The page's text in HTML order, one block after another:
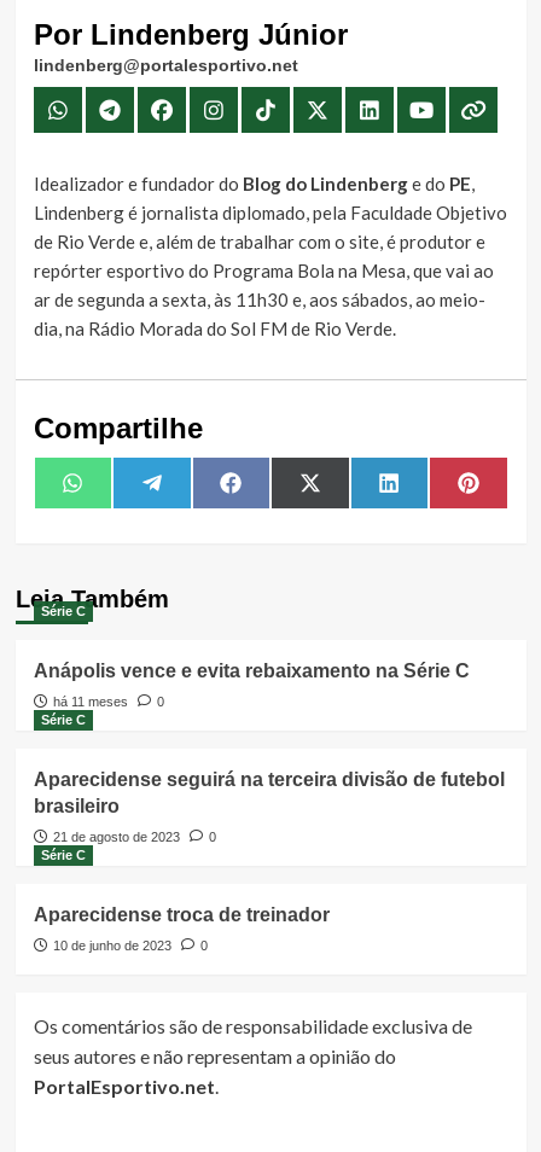
Por Lindenberg Júnior
lindenberg@portalesportivo.net
Idealizador e fundador do Blog do Lindenberge do PE,
Lindenberg é jornalista diplomado, pela Faculdade Objetivo
de Rio Verde e, além de trabalhar com o site, é produtor e
repórter esportivo do Programa Bola na Mesa, que vai ao
ar de segunda a sexta, às 11h30 e, aos sábados, ao meio-
dia, na Rádio Morada do Sol FM de Rio Verde.
Compartilhe
Share
on
WhatsAppShare
on
TelegramShare
on
FacebookShare
on
X
(Twitter)
Share
on
LinkedIn Share
on
Leia Também
Série C
Anápolis vence e evita rebaixamento na Série C
há 11 meses
0
Série C
Aparecidense seguirá na terceira divisão de futebol
brasileiro
21 de agosto de 2023
0
Série C
Aparecidense troca de treinador
10 de junho de 2023 0
Os comentários são de responsabilidade exclusiva de
seus autores e não representam a opinião do
PortalEsportivo.net.